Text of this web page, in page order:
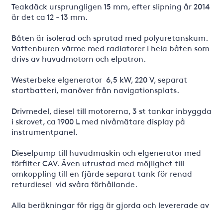
Teakdäck ursprungligen 15 mm, efter slipning år 2014
är det ca 12 - 13 mm.
Båten är isolerad och sprutad med polyuretanskum.
Vattenburen värme med radiatorer i hela båten som
drivs av huvudmotorn och elpatron.
Westerbeke elgenerator 6,5 kW, 220 V, separat
startbatteri, manöver från navigationsplats.
Drivmedel, diesel till motorerna, 3 st tankar inbyggda
i skrovet, ca 1900 L med nivåmätare display på
instrumentpanel.
Dieselpump till huvudmaskin och elgenerator med
förfilter CAV. Även utrustad med möjlighet till
omkoppling till en fjärde separat tank för renad
returdiesel vid svåra förhållande.
Alla beräkningar för rigg är gjorda och levererade av